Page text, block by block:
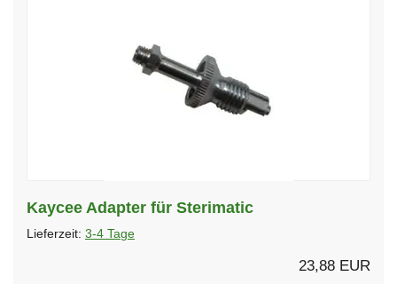
Kaycee Adapter für Sterimatic
Lieferzeit: 3-4 Tage
23,88 EUR